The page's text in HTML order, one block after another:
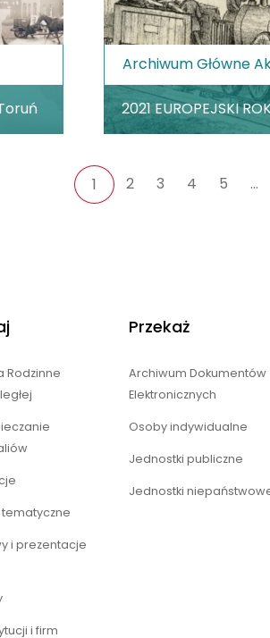
Archiwum Główne
2021 EUROPEJSKI
1 2 3 4 5 …
Rodzinne
i prezentacje
i firm
Przekaż
Archiwum Dokumentów
Elektronicznych
Osoby indywidualne
Jednostki publiczne
Jednostki